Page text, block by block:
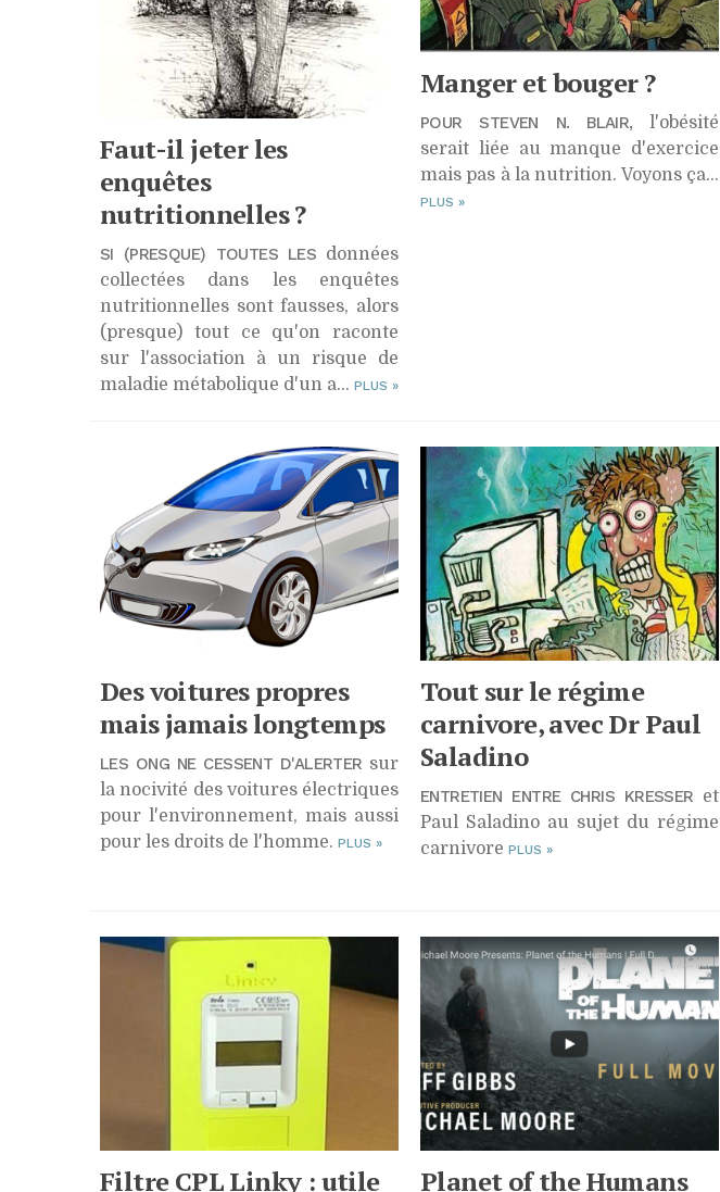
Faut-il jeter les
enquêtes
nutritionnelles ?
SI (PRESQUE) TOUTES LES données
collectées dans les enquêtes
nutritionnelles sont fausses, alors
(presque) tout ce qu'on raconte
sur l'association à un risque de
maladie métabolique d'un a... PLUS »
Manger et bouger ?
POUR STEVEN N. BLAIR, l'obésité
serait liée au manque d'exercice
mais pas à la nutrition. Voyons ça...
PLUS »
Des voitures propres
mais jamais longtemps
LES ONG NE CESSENT D'ALERTER sur
la nocivité des voitures électriques
pour l'environnement, mais aussi
pour les droits de l'homme. PLUS »
Tout sur le régime
carnivore, avec Dr Paul
Saladino
ENTRETIEN ENTRE CHRIS KRESSER et
Paul Saladino au sujet du régime
carnivore PLUS »
FiltreCPLLinky : utile
Planet of the Humans